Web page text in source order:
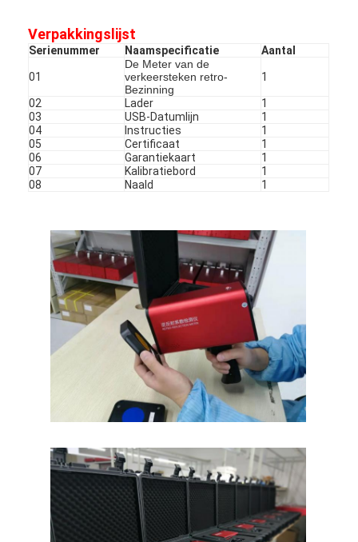
Thuis
Producten
VR -show
Fabriekstour
Neem contact met ons op
Nieuws
Verpakkingslijst
Serienummer Naamspecificatie Aantal
01
De Meter van de
verkeersteken retro-
Bezinning
1
02 Lader
1
03
USB-Datumlijn
1
04
Instructies
1
05
Certificaat
1
06
Garantiekaart
1
07
Kalibratiebord
1
08
Naald 1